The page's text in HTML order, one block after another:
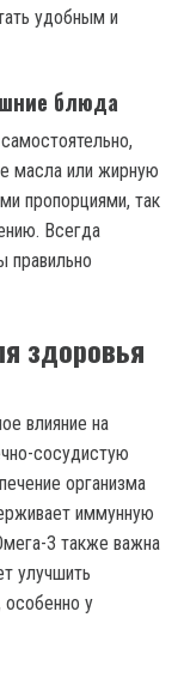
удобным и
блюда
масла или жирную
пропорциями, так
Всегда
правильно
здоровья
влияние на
сосудистую
организма
иммунную
3 также важна
улучшить
особенно у